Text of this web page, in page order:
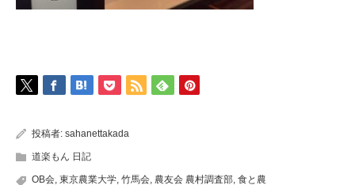
投稿者: sahanettakada
道楽もん 日記
OB会, 東京農業大学, 竹馬会, 農友会 農村調査部, 食と農